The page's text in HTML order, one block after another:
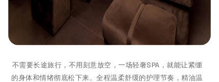
不需要长途旅行，不用刻意放空，一场轻奢SPA，就能让紧绷
的身体和情绪彻底松下来。全程温柔舒缓的护理节奏，精油温